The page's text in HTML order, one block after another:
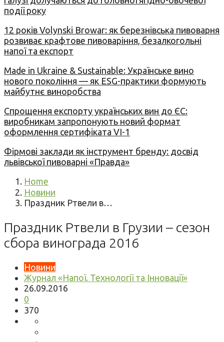
події року
12 років Volynski Browar: як березнівська пивоварня
розвиває крафтове пивоваріння, безалкогольні
напої та експорт
Made in Ukraine & Sustainable: Українське вино
нового покоління — як ESG-практики формують
майбутнє виноробства
Спрощення експорту українських вин до ЄС:
виробникам запропонують новий формат
оформлення сертифіката VI-1
Фірмові заклади як інструмент бренду: досвід
львівської пивоварні «Правда»
Home
Новини
Праздник Ртвели в…
Праздник Ртвели в Грузии – сезон
сбора винограда 2016
Новини
Журнал «Напої. Технології та Інновації»
26.09.2016
0
370